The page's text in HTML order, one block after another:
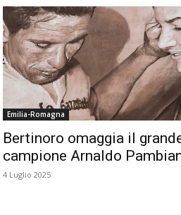
Emilia-Romagna
Bertinoro omaggia il
campione Arnaldo
4 Luglio 2025